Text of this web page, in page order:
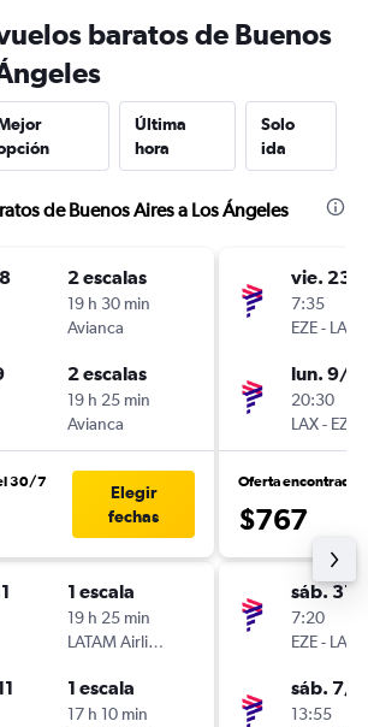
baratos de Buenos
Última
hora
Solo
ida
de Buenos Aires a Los Ángeles
2 escalas
19 h 30 min
Avianca
2 escalas
19 h 25 min
Avianca
30/7
Elegir
fechas
1 escala
19 h 25 min
LATAM Airlines
1 escala
17 h 10 min
vie. 23/
7:35
EZE- LAX
lun. 9/11
20:30
LAX- EZE
Oferta encontrada
$767
sáb. 31/
7:20
EZE- LAX
sáb. 7/
13:55